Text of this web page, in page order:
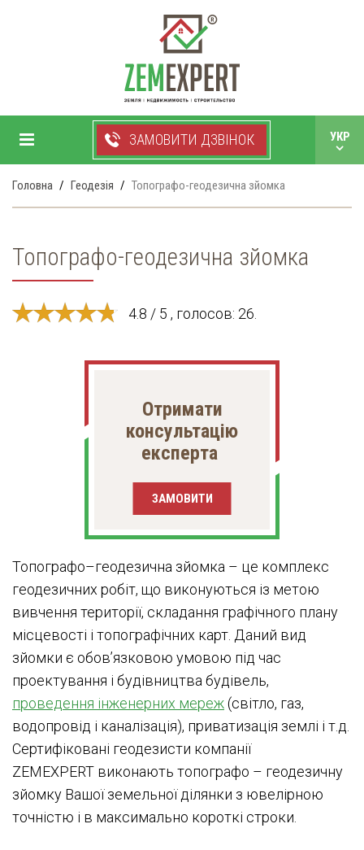
ЗАМОВИТИ ДЗВІНОК УКР
+38 050 750 99 33
РУС
Головна Геодезія Топографо-геодезична зйомка
Топографо-геодезична зйомка
4.8 / 5 , голосов: 26.
Отримати
консультацію
експерта
ЗАМОВИТИ
Топографо–геодезична зйомка – це комплекс
геодезичних робіт, що виконуються із метою
вивчення території, складання графічного плану
місцевості і топографічних карт. Даний вид
зйомки є обов’язковою умовою під час
проектування і будівництва будівель,
проведення інженерних мереж(світло, газ,
водопровід і каналізація), приватизація землі і т.д.
Сертифіковані геодезисти компанії
ZEMEXPERT виконають топографо – геодезичну
зйомку Вашої земельної ділянки з ювелірною
точністю і в максимально короткі строки.